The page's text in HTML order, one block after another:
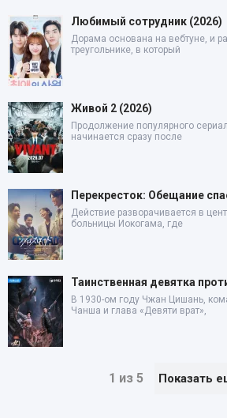
Любимый сотрудник (2026)
Дорама основана на вебтуне, и
треугольнике, в который
Живой 2 (2026)
Продолжение популярного
начинается сразу после
Перекресток: Обещание
Действие разворачивается в
больницы Иокогама, где
Таинственная девятка
В 1930-ом году Чжан Цишань,
Чанша и глава «Девяти врат»,
1 из 5 Показать